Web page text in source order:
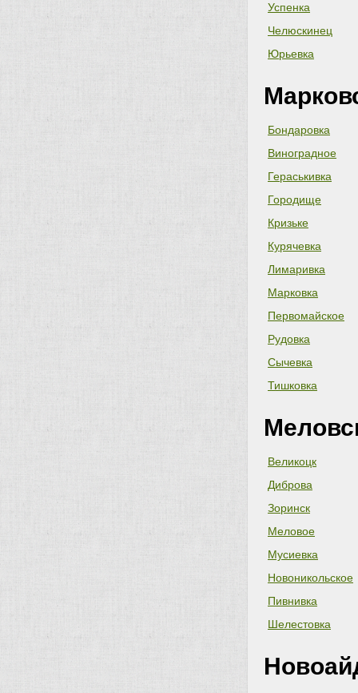
Успенка
Челюскинец
Юрьевка
Бондаровка
Виноградное
Гераськивка
Городище
Кризьке
Курячевка
Лимаривка
Марковка
Первомайское
Рудовка
Сычевка
Тишковка
Великоцк
Диброва
Зоринск
Меловое
Мусиевка
Новоникольское
Пивнивка
Шелестовка